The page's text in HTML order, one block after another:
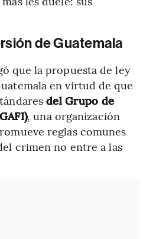
de Guatemala
que la propuesta de ley
en virtud de que
del Grupo de
, una organización
reglas comunes
crimen no entre a las